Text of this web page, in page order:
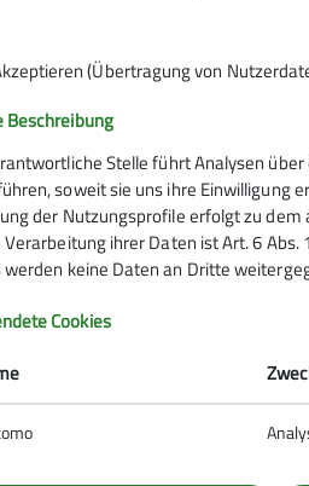
Gruppen
Bike-Gruppen
Jugend
Familiengruppe
(Übertragung von
Beschreibung
Stelle führt Analysen
soweit sie uns ihre Einwilligung
der Nutzungsprofile erfolgt zu
ihrer Daten ist Art. 6
werden keine Daten an Dritte
Cookies